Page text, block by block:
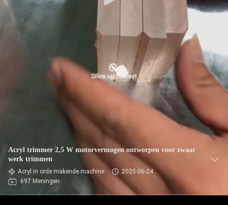
Acryl trimmer 2,5 W motorvermogen ontworpen voor zwaar
werk trimmen
Acryl in orde makende machine
2025-06-24
697 Meningen